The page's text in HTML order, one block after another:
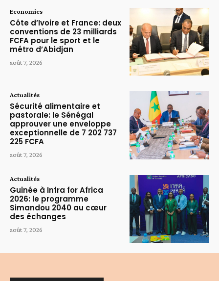
Economies
Côte d’Ivoire et France: deux
conventions de 23 milliards
FCFA pour le sport et le
métro d’Abidjan
août 7, 2026
Actualités
Sécurité alimentaire et
pastorale: le Sénégal
approuver une enveloppe
exceptionnelle de 7 202 737
225 FCFA
août 7, 2026
Actualités
Guinée à Infra for Africa
2026: le programme
Simandou 2040 au cœur
des échanges
août 7, 2026